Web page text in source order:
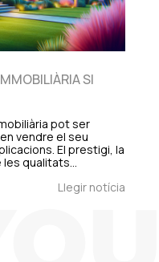
SI
pot ser
vendre el seu
El prestigi, la
les qualitats…
Llegir notícia